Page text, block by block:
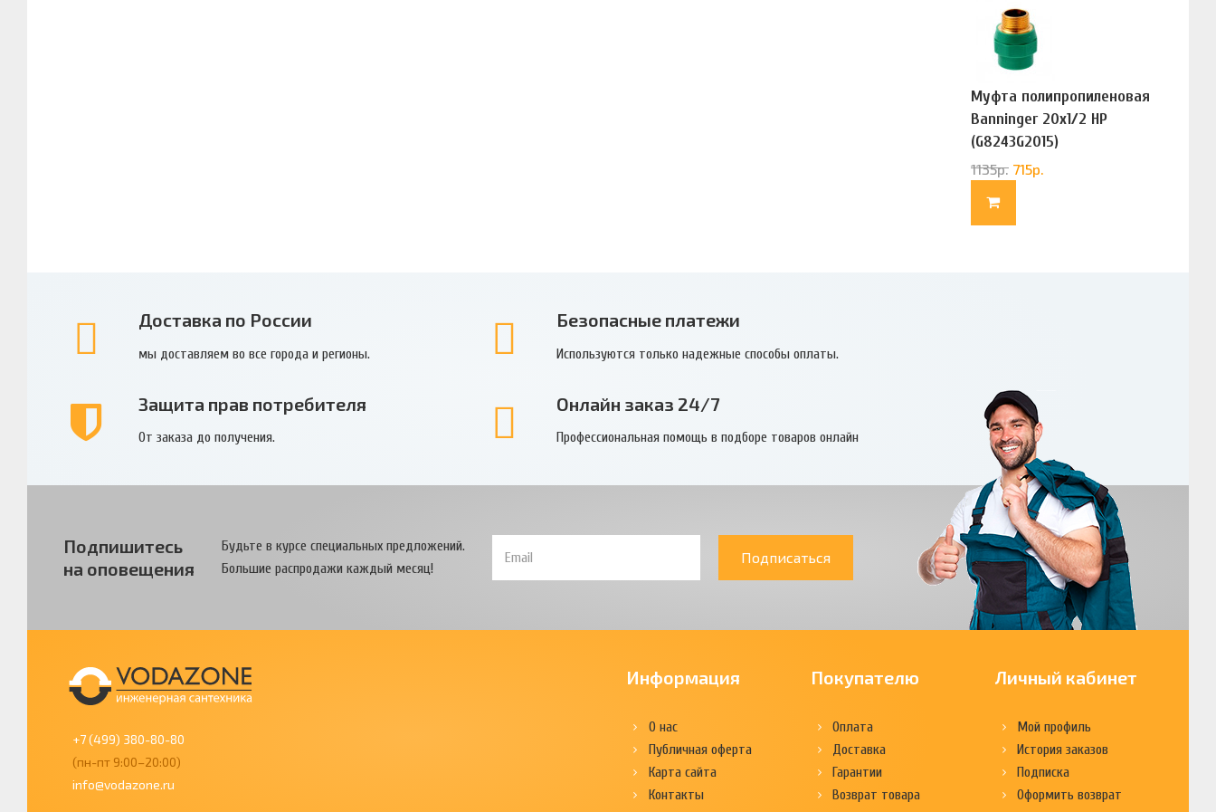
Муфта полипропиленовая
Banninger 20х1/2 НР
(G8243G2015)
1135р. 715р.
Доставка по России
мы доставляем во все города и регионы.
Безопасные платежи
Используются только надежные способы оплаты.
Защита прав потребителя
От заказа до получения.
Онлайн заказ 24/7
Профессиональная помощь в подборе товаров онлайн
Подпишитесь
на оповещения
Будьте в курсе специальных предложений.
Большие распродажи каждый месяц!
Подписаться
+7 (499) 380-80-80
(пн-пт 9:00–20:00)
info@vodazone.ru
Информация
О нас
Публичная оферта
Карта сайта
Контакты
Покупателю
Оплата
Доставка
Гарантии
Возврат товара
Личный кабинет
Мой профиль
История заказов
Подписка
Оформить возврат